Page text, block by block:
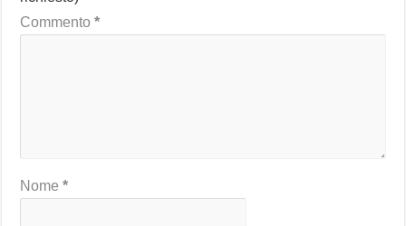
Commento*
Nome*